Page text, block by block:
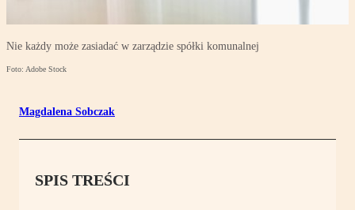
Nie każdy może zasiadać w zarządzie spółki komunalnej
Foto: Adobe Stock
Magdalena Sobczak
SPIS TREŚCI